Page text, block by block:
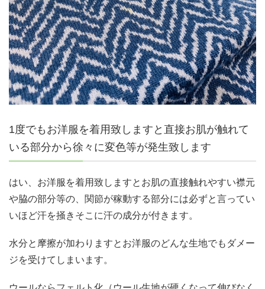
1度でもお洋服を着用致しますと直接お肌が触れて
いる部分から徐々に変色等が発生致します
はい、お洋服を着用致しますとお肌の直接触れやすい襟元
や脇の部分等の、関節が稼動する部分には必ずと言ってい
いほど汗を掻きそこに汗の成分が付きます。
水分と摩擦が加わりますとお洋服のどんな生地でもダメー
ジを受けてしまいます。